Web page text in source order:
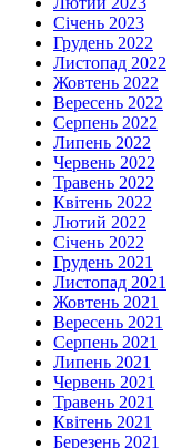
Січень 2023
Грудень 2022
Листопад 2022
Жовтень 2022
Вересень 2022
Серпень 2022
Липень 2022
Червень 2022
Травень 2022
Квітень 2022
Лютий 2022
Січень 2022
Грудень 2021
Листопад 2021
Жовтень 2021
Вересень 2021
Серпень 2021
Липень 2021
Червень 2021
Травень 2021
Квітень 2021
Березень 2021